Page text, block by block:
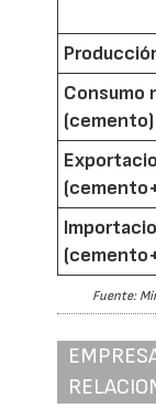
Consumo
(cemento)
Fuente: